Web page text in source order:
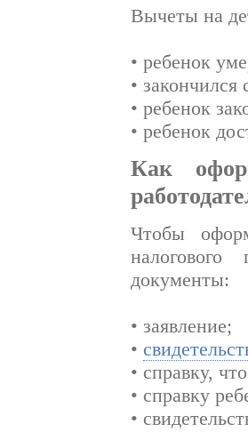
Вычеты на
• ребенок
• закончился
• ребенок
• ребенок
Как
Чтобы
документы:
• заявление;
•
• справку,
• справку
•